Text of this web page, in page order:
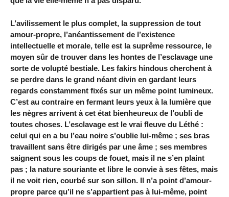
L’avilissement le plus complet, la suppression de tout
amour-propre, l’anéantissement de l’existence
intellectuelle et morale, telle est la suprême ressource, le
moyen sûr de trouver dans les hontes de l’esclavage une
sorte de volupté bestiale. Les fakirs hindous cherchent à
se perdre dans le grand néant divin en gardant leurs
regards constamment fixés sur un même point lumineux.
C’est au contraire en fermant leurs yeux à la lumière que
les nègres arrivent à cet état bienheureux de l’oubli de
toutes choses. L’esclavage est le vrai fleuve du Léthé :
celui qui en a bu l’eau noire s’oublie lui-même ; ses bras
travaillent sans être dirigés par une âme ; ses membres
saignent sous les coups de fouet, mais il ne s’en plaint
pas ; la nature souriante et libre le convie à ses fêtes, mais
il ne voit rien, courbé sur son sillon. Il n’a point d’amour-
propre parce qu’il ne s’appartient pas à lui-même, point